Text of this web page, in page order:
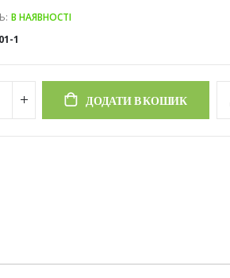
В НАЯВНОСТІ
1
ДОДАТИ В КОШИК